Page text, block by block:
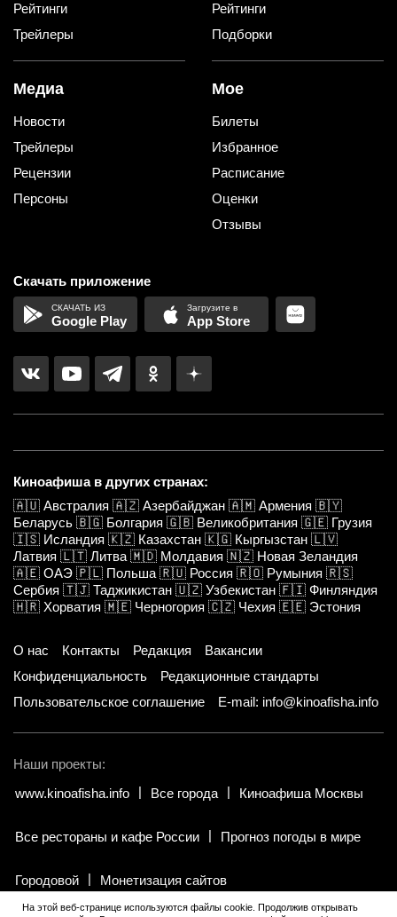
Рейтинги
Трейлеры
Рейтинги
Подборки
Медиа
Новости
Трейлеры
Рецензии
Персоны
Мое
Билеты
Избранное
Расписание
Оценки
Отзывы
Скачать приложение
Google Play App Store
Киноафиша в других странах:
🇦🇺 Австралия 🇦🇿 Азербайджан 🇦🇲 Армения 🇧🇾
Беларусь 🇧🇬 Болгария 🇬🇧 Великобритания 🇬🇪 Грузия
🇮🇸 Исландия 🇰🇿 Казахстан 🇰🇬 Кыргызстан 🇱🇻
Латвия 🇱🇹 Литва 🇲🇩 Молдавия 🇳🇿 Новая Зеландия
🇦🇪 ОАЭ 🇵🇱 Польша 🇷🇺 Россия 🇷🇴 Румыния 🇷🇸
Сербия 🇹🇯 Таджикистан 🇺🇿 Узбекистан 🇫🇮 Финляндия
🇭🇷 Хорватия 🇲🇪 Черногория 🇨🇿 Чехия 🇪🇪 Эстония
О нас Контакты Редакция
Вакансии
Конфиденциальность
Редакционные стандарты
Пользовательское соглашение
E-mail: info@kinoafisha.info
Наши проекты:
www.kinoafisha.info
Все города Киноафиша Москвы
Все рестораны и кафе России Прогноз погоды в мире
Городовой Монетизация сайтов
На этой веб-странице используются файлы cookie. Продолжив открывать